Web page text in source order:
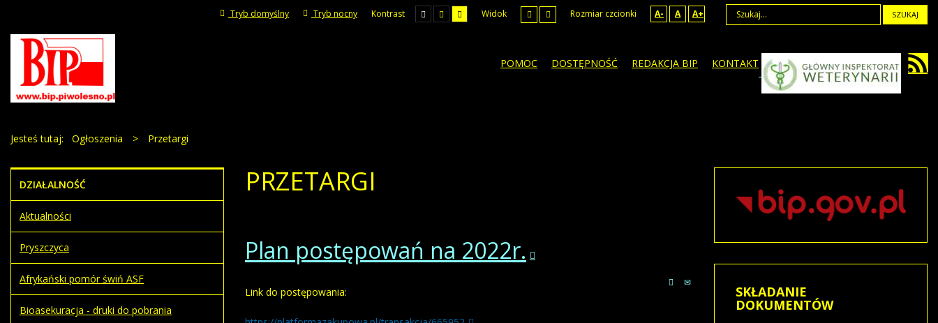
Tryb domyślny Tryb nocny Kontrast Widok Rozmiar czcionki A- A A+ SZUKAJ
POMOC DOSTĘPNOŚĆ REDAKCJA BIP KONTAKT
Jesteś tutaj: Ogłoszenia > Przetargi
PRZETARGI
Plan postępowań na 2022r.
Link do postępowania:
DZIAŁALNOŚĆ
Aktualności
Pryszczyca
Afrykański pomór świń ASF
Bioasekuracja - druki do pobrania
SKŁADANIE
DOKUMENTÓW